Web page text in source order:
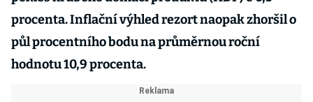
procenta. Inflační výhled rezort naopak zhoršil o
půl procentního bodu na průměrnou roční
hodnotu 10,9 procenta.